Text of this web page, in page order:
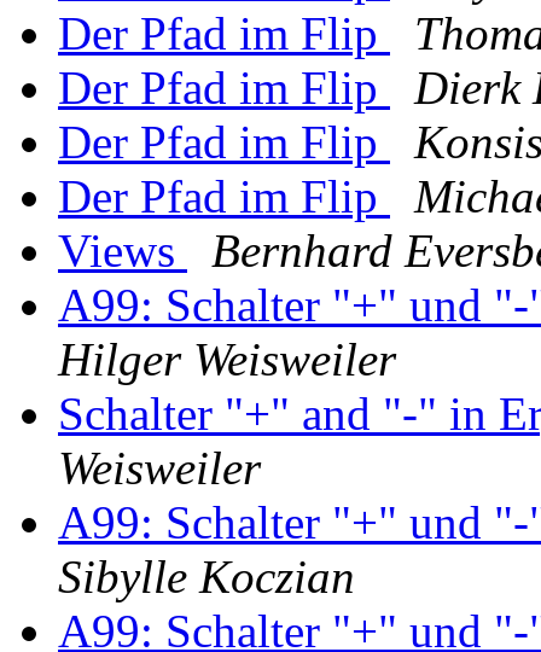
Der Pfad im Flip
Der Pfad im Flip
Dierk
Der Pfad im Flip
Der Pfad im Flip
Views
Bernhard
A99: Schalter "+" und
Hilger Weisweiler
Schalter "+" and "-" in
Weisweiler
A99: Schalter "+" und
Sibylle Koczian
A99: Schalter "+" und